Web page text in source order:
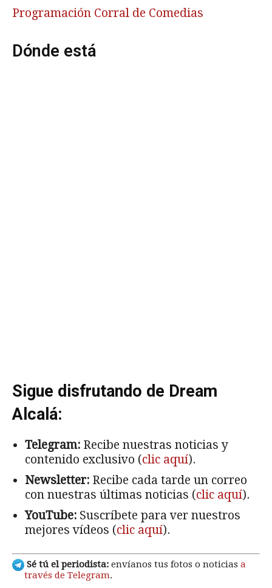
Programación Corral de Comedias
Dónde está
Sigue disfrutando de Dream
Alcalá:
Telegram: Recibe nuestras noticias y
contenido exclusivo (clic aquí).
Newsletter: Recibe cada tarde un correo
con nuestras últimas noticias (clic aquí).
YouTube: Suscríbete para ver nuestros
mejores vídeos (clic aquí).
Sé tú el periodista: envíanos tus fotos o noticias a
través de Telegram.